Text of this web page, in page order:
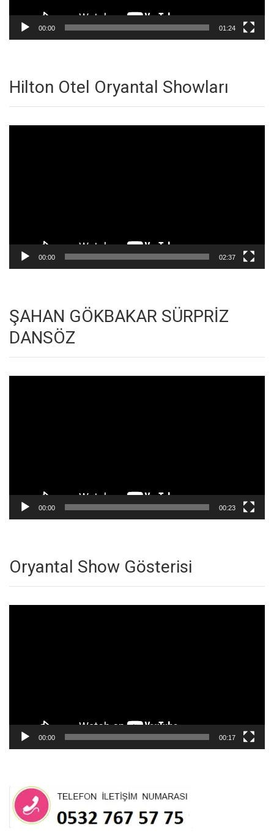
00:00 01:24
Hilton Otel Oryantal Showları
00:00 02:37
ŞAHAN GÖKBAKAR SÜRPRİZ
DANSÖZ
00:00 00:23
Oryantal Show Gösterisi
00:00 00:17